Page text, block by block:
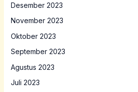
Desember 2023
November 2023
Oktober 2023
September 2023
Agustus 2023
Juli 2023